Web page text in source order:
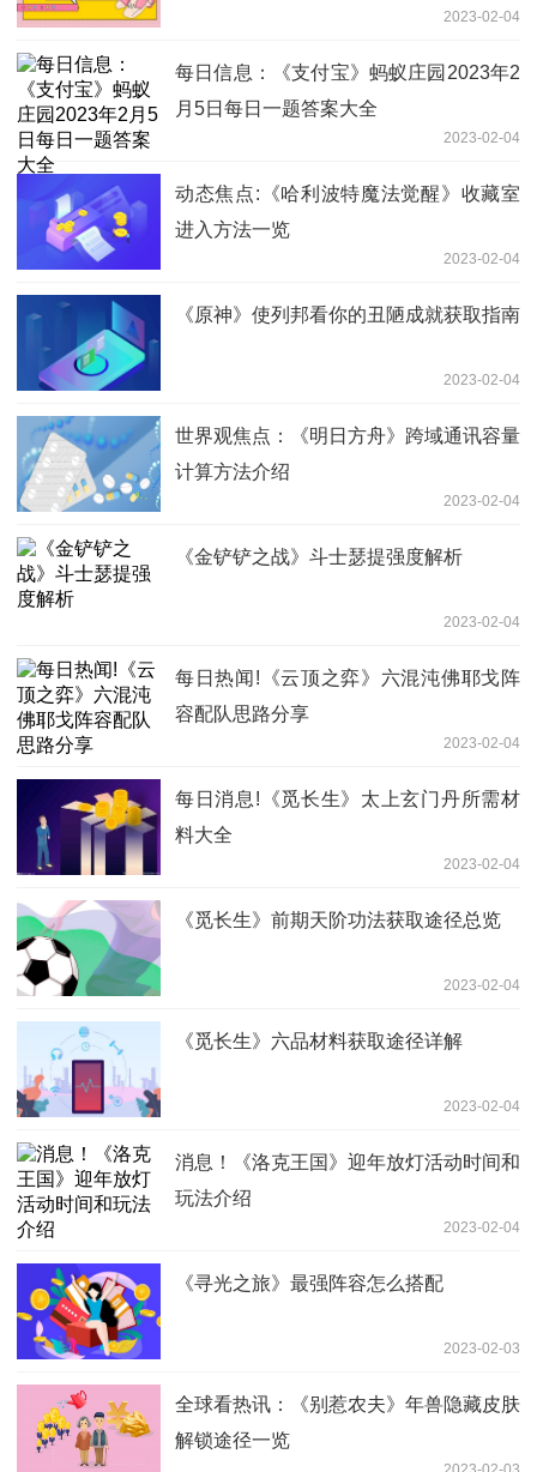
2023-02-04
每日信息：《支付宝》蚂蚁庄园2023年2
月5日每日一题答案大全
2023-02-04
动态焦点:《哈利波特魔法觉醒》收藏室
进入方法一览
2023-02-04
《原神》使列邦看你的丑陋成就获取指南
2023-02-04
世界观焦点：《明日方舟》跨域通讯容量
计算方法介绍
2023-02-04
《金铲铲之战》斗士瑟提强度解析
2023-02-04
每日热闻!《云顶之弈》六混沌佛耶戈阵
容配队思路分享
2023-02-04
每日消息!《觅长生》太上玄门丹所需材
料大全
2023-02-04
《觅长生》前期天阶功法获取途径总览
2023-02-04
《觅长生》六品材料获取途径详解
2023-02-04
消息！《洛克王国》迎年放灯活动时间和
玩法介绍
2023-02-04
《寻光之旅》最强阵容怎么搭配
2023-02-03
全球看热讯：《别惹农夫》年兽隐藏皮肤
解锁途径一览